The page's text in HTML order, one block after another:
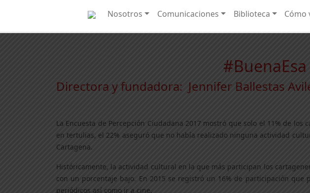
Nosotros Comunicaciones Biblioteca Cómo
Directora y fundadora: Jennifer Ballestas
La Encuesta de Percepción Ciudadana 2017 mostró que solo el 11% de
en tertulias, el 22% aseguró que no había realizado ninguna actividad
Cartagena.
Históricamente, la actividad cultural en la que más participan los
con un porcentaje bajo. En 2015 se registró un 16% de participación
periódicos así como ir a cine.